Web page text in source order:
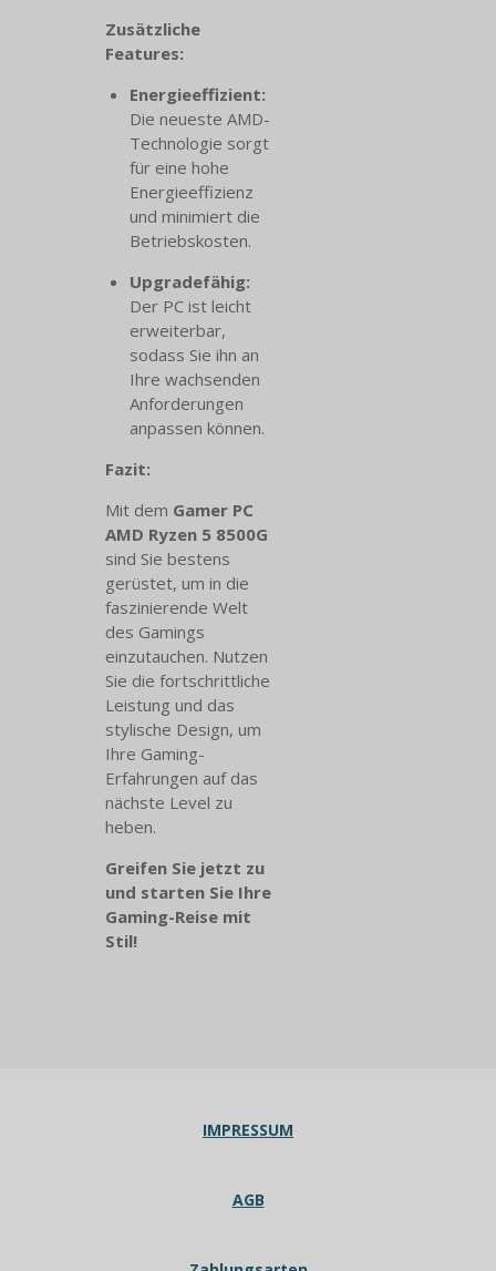
Zusätzliche
Features:
Energieeffizient:
Die neueste AMD-
Technologie sorgt
für eine hohe
Energieeffizienz
und minimiert die
Betriebskosten.
Upgradefähig:
Der PC ist leicht
erweiterbar,
sodass Sie ihn an
Ihre wachsenden
Anforderungen
anpassen können.
Fazit:
Mit dem Gamer PC
AMD Ryzen 5 8500G
sind Sie bestens
gerüstet, um in die
faszinierende Welt
des Gamings
einzutauchen. Nutzen
Sie die fortschrittliche
Leistung und das
stylische Design, um
Ihre Gaming-
Erfahrungen auf das
nächste Level zu
heben.
Greifen Sie jetzt zu
und starten Sie Ihre
Gaming-Reise mit
Stil!
IMPRESSUM
AGB